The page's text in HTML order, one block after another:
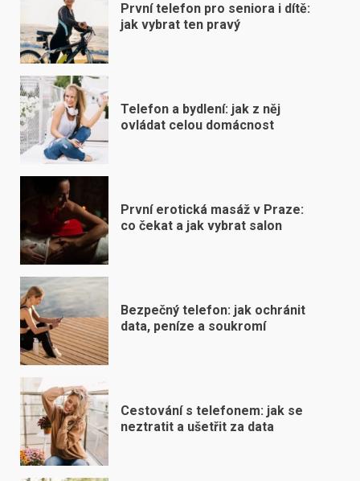
První telefon pro seniora i dítě:
jak vybrat ten pravý
Telefon a bydlení: jak z něj
ovládat celou domácnost
První erotická masáž v Praze:
co čekat a jak vybrat salon
Bezpečný telefon: jak ochránit
data, peníze a soukromí
Cestování s telefonem: jak se
neztratit a ušetřit za data